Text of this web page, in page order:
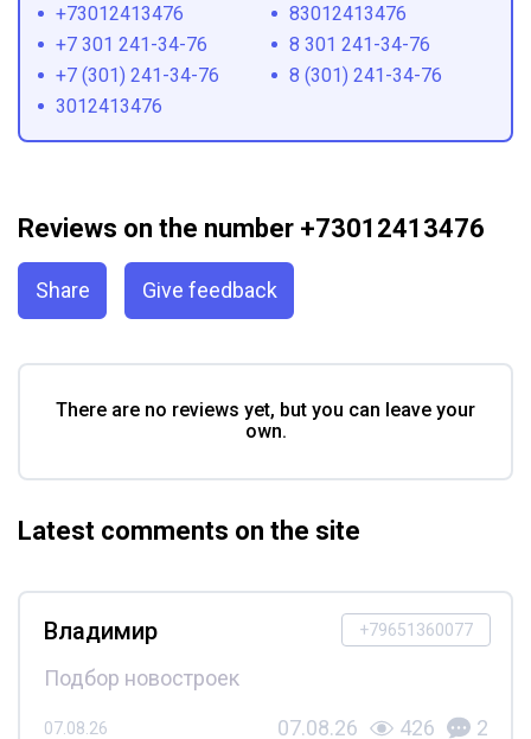
+73012413476
83012413476
+7 301 241-34-76
8 301 241-34-76
+7 (301) 241-34-76
8 (301) 241-34-76
3012413476
Reviews on the number +73012413476
Share Give feedback
There are no reviews yet, but you can leave your
own.
Latest comments on the site
+79651360077
Владимир
Подбор новостроек
07.08.26 07.08.26 426 2